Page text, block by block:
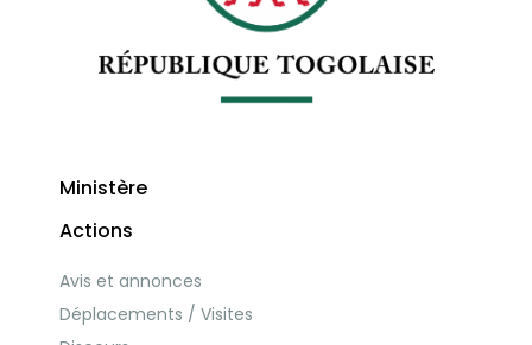
Ministère
Actions
Avis et annonces
Déplacements / Visites